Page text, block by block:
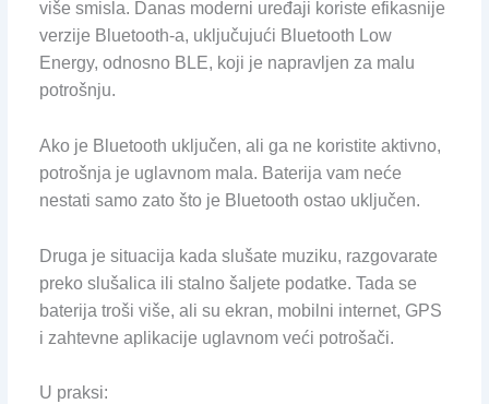
više smisla. Danas moderni uređaji koriste efikasnije
verzije Bluetooth-a, uključujući Bluetooth Low
Energy, odnosno BLE, koji je napravljen za malu
potrošnju.
Ako je Bluetooth uključen, ali ga ne koristite aktivno,
potrošnja je uglavnom mala. Baterija vam neće
nestati samo zato što je Bluetooth ostao uključen.
Druga je situacija kada slušate muziku, razgovarate
preko slušalica ili stalno šaljete podatke. Tada se
baterija troši više, ali su ekran, mobilni internet, GPS
i zahtevne aplikacije uglavnom veći potrošači.
U praksi: